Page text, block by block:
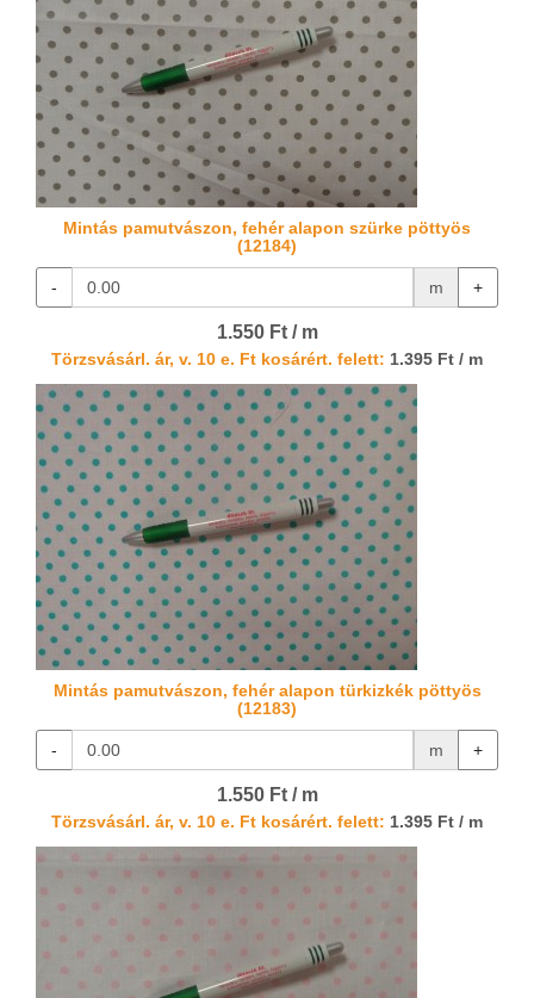
Mintás pamutvászon, fehér alapon szürke pöttyös
(12184)
- m +
1.550 Ft / m
Törzsvásárl. ár, v. 10 e. Ft kosárért. felett: 1.395 Ft / m
Mintás pamutvászon, fehér alapon türkizkék pöttyös
(12183)
- m +
1.550 Ft / m
Törzsvásárl. ár, v. 10 e. Ft kosárért. felett: 1.395 Ft / m